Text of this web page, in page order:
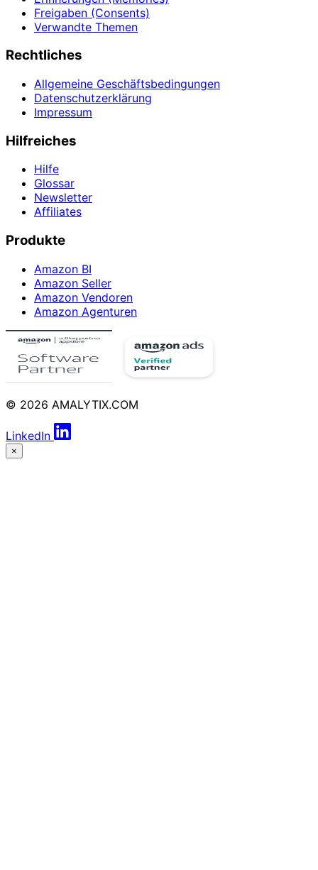
Freigaben (Consents)
Verwandte Themen
Rechtliches
Allgemeine Geschäftsbedingungen
Datenschutzerklärung
Impressum
Hilfreiches
Hilfe
Glossar
Newsletter
Affiliates
Produkte
Amazon BI
Amazon Seller
Amazon Vendoren
Amazon Agenturen
© 2026 AMALYTIX.COM
LinkedIn
×